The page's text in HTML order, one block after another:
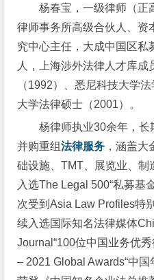
杨春宝，一级律师（正
律师事务所高级合伙人、资
究中心主任，大成中国区私
人，上海涉外法律人才库
（1992）、悉尼科技大学
大学法律硕士（2001）。
杨律师执业30余年，长
并购重组法律服务 ，涵盖
础设施、TMT、展览业、
入选The Legal 500“私募基
次受到Asia Law Profiles特
续入选国际知名法律媒体
Journal“100位中国业务优
– 2021 Global Awards“中